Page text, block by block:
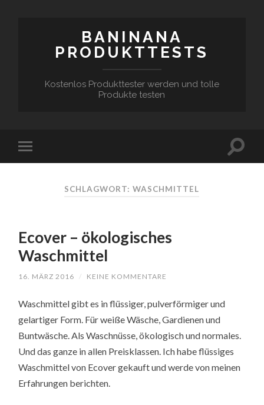
BANINANA
PRODUKTTESTS
Kostenlos Produkttester werden und tolle
Produkte testen
SCHLAGWORT:WASCHMITTEL
Ecover – ökologisches
Waschmittel
16. MÄRZ 2016 / KEINE KOMMENTARE
Waschmittel gibt es in flüssiger, pulverförmiger und
gelartiger Form. Für weiße Wäsche, Gardienen und
Buntwäsche. Als Waschnüsse, ökologisch und normales.
Und das ganze in allen Preisklassen. Ich habe flüssiges
Waschmittel von Ecover gekauft und werde von meinen
Erfahrungen berichten.